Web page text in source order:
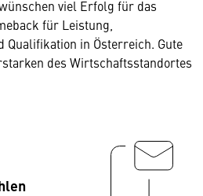
viel Erfolg für das
für Leistung,
Qualifikation in Österreich. Gute
des Wirtschaftsstandortes